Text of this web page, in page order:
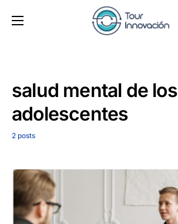
salud mental de los
adolescentes
2 posts